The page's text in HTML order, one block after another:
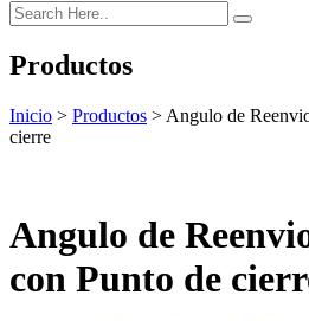
Productos
Inicio > Productos > Angulo de
cierre
Angulo de
con Punto de